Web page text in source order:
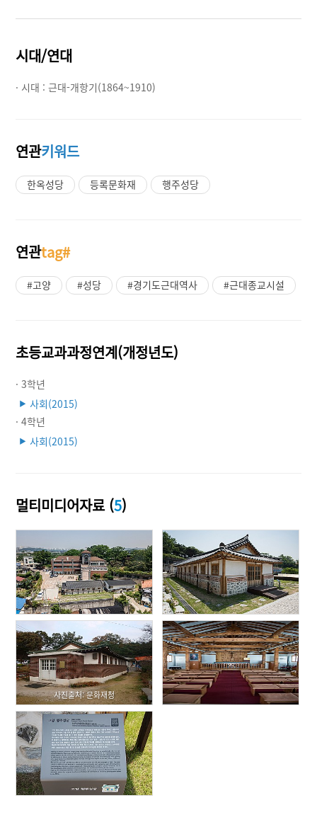
시대/연대
· 시대 :근대-개항기(1864~1910)
연관키워드
한옥성당 등록문화재 행주성당
연관tag#
#고양 #성당 #경기도근대역사 #근대종교시설
초등교과과정연계(개정년도)
· 3학년
▶ 사회(2015)
· 4학년
▶ 사회(2015)
멀티미디어자료 (5)
사진출처: 문화재청